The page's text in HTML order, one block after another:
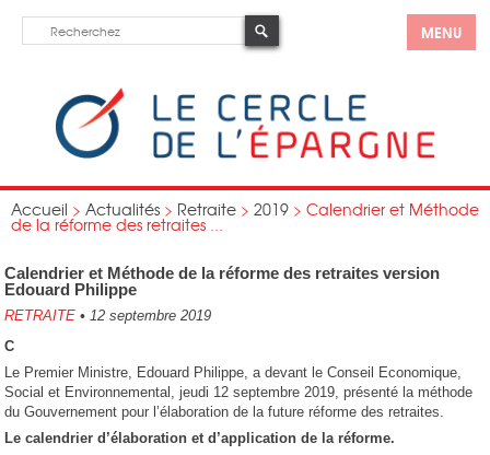
MENU
Accueil > Actualités > Retraite > 2019 > Calendrier et Méthode
de la réforme des retraites ...
Calendrier et Méthode de la réforme des retraites version
Edouard Philippe
RETRAITE • 12 septembre 2019
C
Le Premier Ministre, Edouard Philippe, a devant le Conseil Economique,
Social et Environnemental, jeudi 12 septembre 2019, présenté la méthode
du Gouvernement pour l’élaboration de la future réforme des retraites.
Le calendrier d’élaboration et d’application de la réforme.